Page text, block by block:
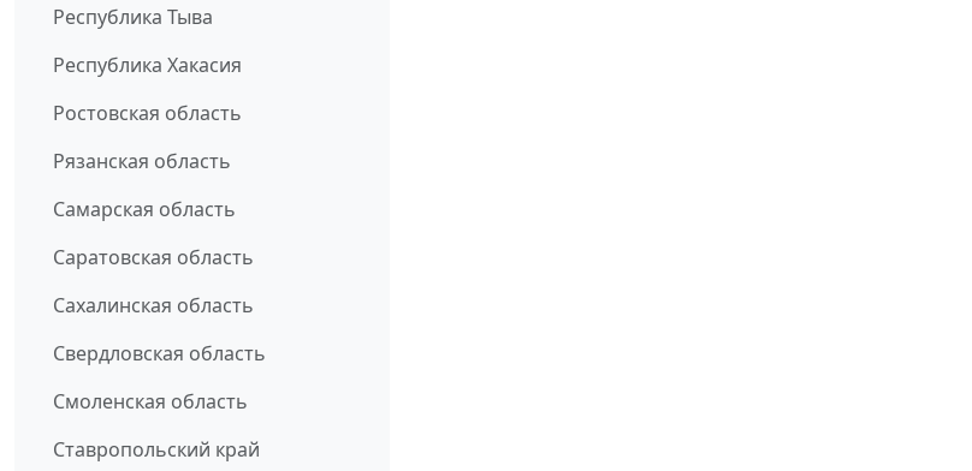
Республика Тыва
Республика Хакасия
Ростовская область
Рязанская область
Самарская область
Саратовская область
Сахалинская область
Свердловская область
Смоленская область
Ставропольский край